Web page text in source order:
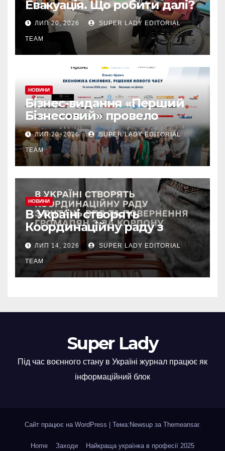
Евакуація. Що робити далі?
ЛИП 20, 2026 SUPER LADY EDITORIAL
TEAM
НОВИНИ
Бізнес-видання «Перший
Бізнесовий» провело
бізнес-бранч «Економіка
сміливих. Рішення нового
часу», який об’єднав
лідерів українського
бізнесу
ЛИП 20, 2026 SUPER LADY EDITORIAL
TEAM
НОВИНИ
В Україні створять
Координаційну раду з
питань ВПО та
добровільного повернення
громадян з-за кордону.
ЛИП 14, 2026 SUPER LADY EDITORIAL
TEAM
Super Lady
Під час воєнного стану в Україні журнал працює як
інформаційний блок
Сайт працює на WordPress Тема:Newsup за Themeansar.
Home Заходи Найкраща українка в професії 2025